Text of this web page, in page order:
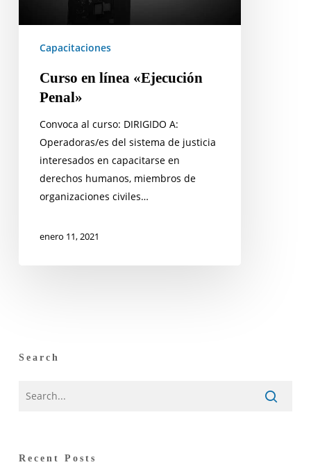
Capacitaciones
Curso en línea «Ejecución
Penal»
Convoca al curso: DIRIGIDO A:
Operadoras/es del sistema de justicia
interesados en capacitarse en
derechos humanos, miembros de
organizaciones civiles…
enero 11, 2021
Search
Recent Posts